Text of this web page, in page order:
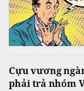
Cựu vương
phải trả nhóm